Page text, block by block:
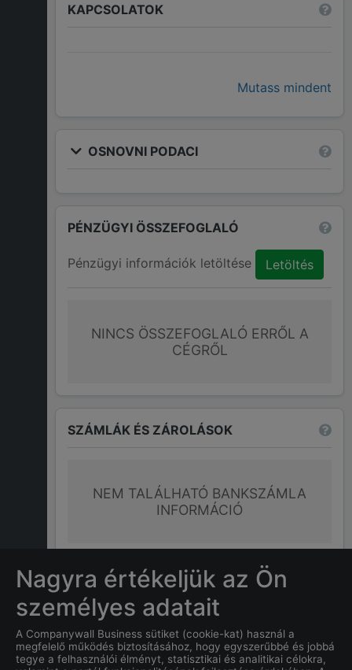
KAPCSOLATOK
Mutass mindent
OSNOVNI PODACI
PÉNZÜGYI ÖSSZEFOGLALÓ
Pénzügyi információk letöltése Letöltés
NINCS ÖSSZEFOGLALÓ ERRŐL A
CÉGRŐL
SZÁMLÁK ÉS ZÁROLÁSOK
NEM TALÁLHATÓ BANKSZÁMLA
INFORMÁCIÓ
GYAKRAN ISMÉTELT KÉRDÉSEK
Nagyra értékeljük az Ön
személyes adatait
A Companywall Business sütiket (cookie-kat) használ a
megfelelő működés biztosításához, hogy egyszerűbbé és jobbá
tegye a felhasználói élményt, statisztikai és analitikai célokra,